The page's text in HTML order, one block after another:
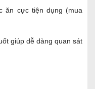
ăn cực tiện dụng (mua
giúp dễ dàng quan sát